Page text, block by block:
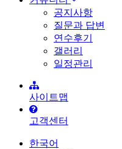
공지사항
질문과 답변
연수후기
갤러리
일정관리
사이트맵
고객센터
한국어